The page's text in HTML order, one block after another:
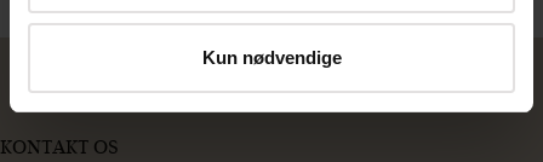
Kun nødvendige
KONTAKT OS